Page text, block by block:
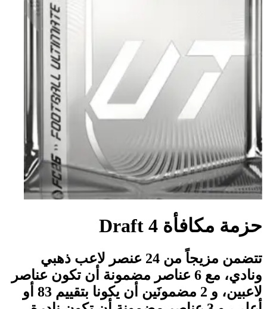
حزمة مكافأة Draft 4
تتضمن مزيجاً من 24 عنصر لاعب ذهبي
ونادي، مع 6 عناصر مضمونة أن تكون عناصر
لاعبين، و 2 مضمونَين أن يكونا بتقييم 83 أو